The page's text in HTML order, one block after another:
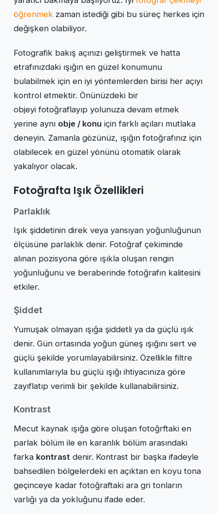
öğrenmek zaman istediği gibi bu süreç herkes için
değişken olabiliyor.
Fotografik bakış açınızı geliştirmek ve hatta
etrafınızdaki ışığın en güzel konumunu
bulabilmek için en iyi yöntemlerden birisi her açıyı
kontrol etmektir. Önünüzdeki bir
objeyi fotoğraflayıp yolunuza devam etmek
yerine aynı obje / konu için farklı açıları mutlaka
deneyin. Zamanla gözünüz, ışığın fotoğrafınız için
olabilecek en güzel yönünü otomatik olarak
yakalıyor olacak.
Fotoğrafta Işık Özellikleri
Parlaklık
Işık şiddetinin direk veya yansıyan yoğunluğunun
ölçüsüne parlaklık denir. Fotoğraf çekiminde
alınan pozisyona göre ışıkla oluşan rengin
yoğunluğunu ve beraberinde fotoğrafın kalitesini
etkiler.
Şiddet
Yumuşak olmayan ışığa şiddetli ya da güçlü ışık
denir. Gün ortasında yoğun güneş ışığını sert ve
güçlü şekilde yorumlayabilirsiniz. Özellikle filtre
kullanımlarıyla bu güçlü ışığı ihtiyacınıza göre
zayıflatıp verimli bir şekilde kullanabilirsiniz.
Kontrast
Mecut kaynak ışığa göre oluşan fotoğrftaki en
parlak bölüm ile en karanlık bölüm arasındaki
farka kontrast denir. Kontrast bir başka ifadeyle
bahsedilen bölgelerdeki en açıktan en koyu tona
geçinceye kadar fotoğraftaki ara gri tonların
varlığı ya da yokluğunu ifade eder.